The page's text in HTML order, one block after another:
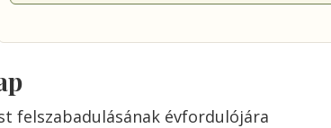
felszabadulásának évfordulójára